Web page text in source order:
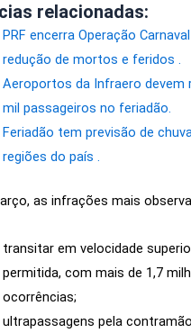
relacionadas:
PRF encerra Operação
redução de mortos e feridos .
Aeroportos da Infraero devem
mil passageiros no feriadão.
Feriadão tem previsão de
regiões do país .
as infrações mais
transitar em velocidade
permitida, com mais de 1,7
ocorrências;
ultrapassagens pela